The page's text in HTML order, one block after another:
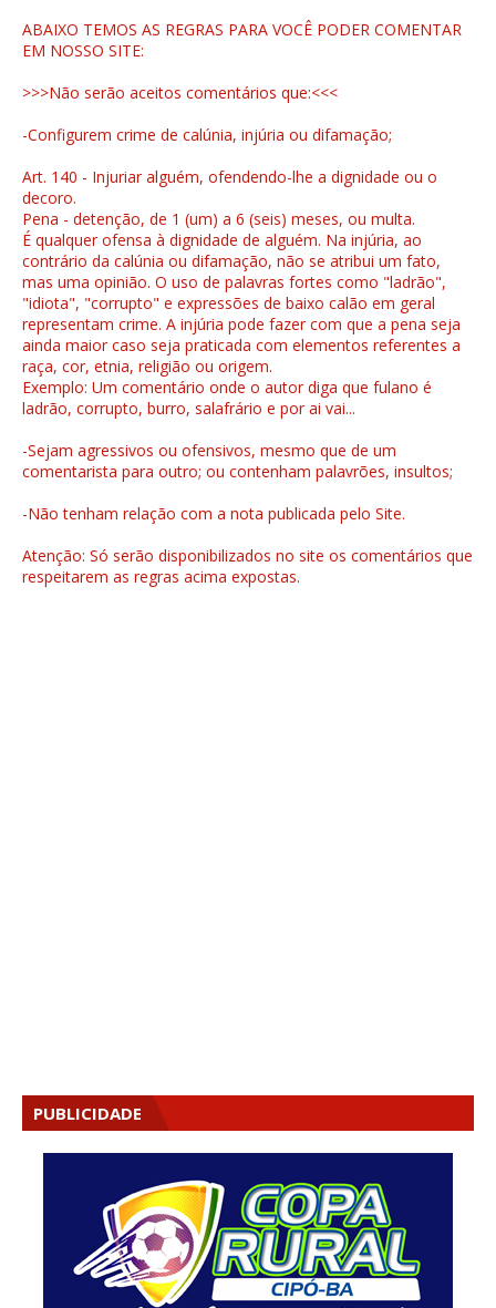
ABAIXO TEMOS AS REGRAS PARA VOCÊ PODER COMENTAR
EM NOSSO SITE:
>>>Não serão aceitos comentários que:<<<
-Configurem crime de calúnia, injúria ou difamação;
Art. 140 - Injuriar alguém, ofendendo-lhe a dignidade ou o
decoro.
Pena - detenção, de 1 (um) a 6 (seis) meses, ou multa.
É qualquer ofensa à dignidade de alguém. Na injúria, ao
contrário da calúnia ou difamação, não se atribui um fato,
mas uma opinião. O uso de palavras fortes como "ladrão",
"idiota", "corrupto" e expressões de baixo calão em geral
representam crime. A injúria pode fazer com que a pena seja
ainda maior caso seja praticada com elementos referentes a
raça, cor, etnia, religião ou origem.
Exemplo: Um comentário onde o autor diga que fulano é
ladrão, corrupto, burro, salafrário e por ai vai...
-Sejam agressivos ou ofensivos, mesmo que de um
comentarista para outro; ou contenham palavrões, insultos;
-Não tenham relação com a nota publicada pelo Site.
Atenção: Só serão disponibilizados no site os comentários que
respeitarem as regras acima expostas.
PUBLICIDADE